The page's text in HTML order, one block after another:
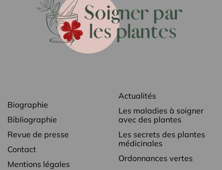
Biographie
Bibliographie
Revue de presse
Contact
Mentions légales
Actualités
Les maladies à soigner
avec des plantes
Les secrets des plantes
médicinales
Ordonnances vertes